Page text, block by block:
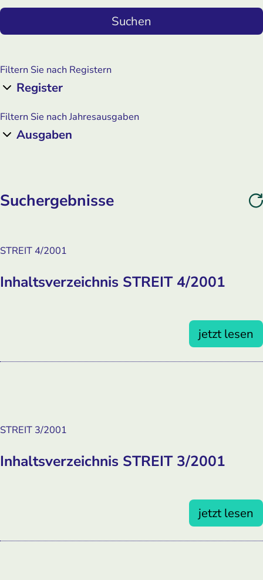
Filtern Sie nach Registern
Register
Filtern Sie nach Jahresausgaben
Ausgaben
Suchergebnisse
STREIT 4/2001
Inhaltsverzeichnis STREIT 4/2001
jetzt lesen
STREIT 3/2001
Inhaltsverzeichnis STREIT 3/2001
jetzt lesen